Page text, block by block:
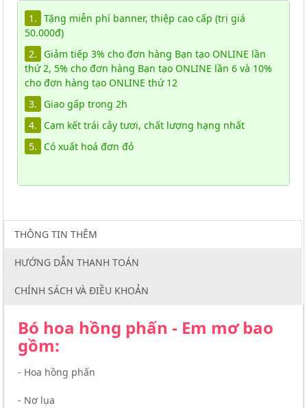
1. Tặng miễn phí banner, thiệp cao cấp (trị giá
50.000đ)
2.
Giảm tiếp 3% cho đơn hàng Bạn tạo ONLINE lần
thứ 2, 5% cho đơn hàng Bạn tạo ONLINE lần 6 và 10%
cho đơn hàng tạo ONLINE thứ 12
3.
Giao gấp trong 2h
4.
Cam kết trái cây tươi, chất lượng hạng nhất
5.
Có xuất hoá đơn đỏ
THÔNG TIN THÊM
HƯỚNG DẪN THANH TOÁN
CHÍNH SÁCH VÀ ĐIỀU KHOẢN
Bó hoa hồng phấn - Em mơ bao
gồm:
- Hoa hồng phấn
- Nơ lụa